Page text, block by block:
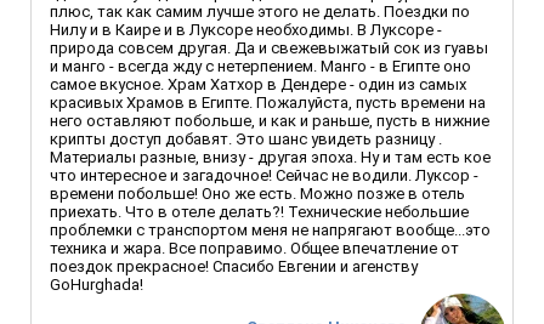
плюс, так как самим лучше этого не делать. Поездки по
Нилу и в Каире и в Луксоре необходимы. В Луксоре -
природа совсем другая. Да и свежевыжатый сок из гуавы
и манго - всегда жду с нетерпением. Манго - в Египте оно
самое вкусное. Храм Хатхор в Дендере - один из самых
красивых Храмов в Египте. Пожалуйста, пусть времени на
него оставляют побольше, и как и раньше, пусть в нижние
крипты доступ добавят. Это шанс увидеть разницу .
Материалы разные, внизу - другая эпоха. Ну и там есть кое
что интересное и загадочное! Сейчас не водили. Луксор -
времени побольше! Оно же есть. Можно позже в отель
приехать. Что в отеле делать?! Технические небольшие
проблемки с транспортом меня не напрягают вообще...это
техника и жара. Все поправимо. Общее впечатление от
поездок прекрасное! Спасибо Евгении и агенству
GoHurghada!